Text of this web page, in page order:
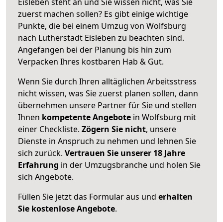
zuerst machen sollen? Es gibt einige wichtige
Punkte, die bei einem Umzug von Wolfsburg
nach Lutherstadt Eisleben zu beachten sind.
Angefangen bei der Planung bis hin zum
Verpacken Ihres kostbaren Hab & Gut.
Wenn Sie durch Ihren alltäglichen Arbeitsstress
nicht wissen, was Sie zuerst planen sollen, dann
übernehmen unsere Partner für Sie und stellen
Ihnen kompetente Angebote in Wolfsburg mit
einer Checkliste. Zögern Sie nicht, unsere
Dienste in Anspruch zu nehmen und lehnen Sie
sich zurück. Vertrauen Sie unserer 18 Jahre
Erfahrung in der Umzugsbranche und holen Sie
sich Angebote.
Füllen Sie jetzt das Formular aus und erhalten
Sie kostenlose Angebote.